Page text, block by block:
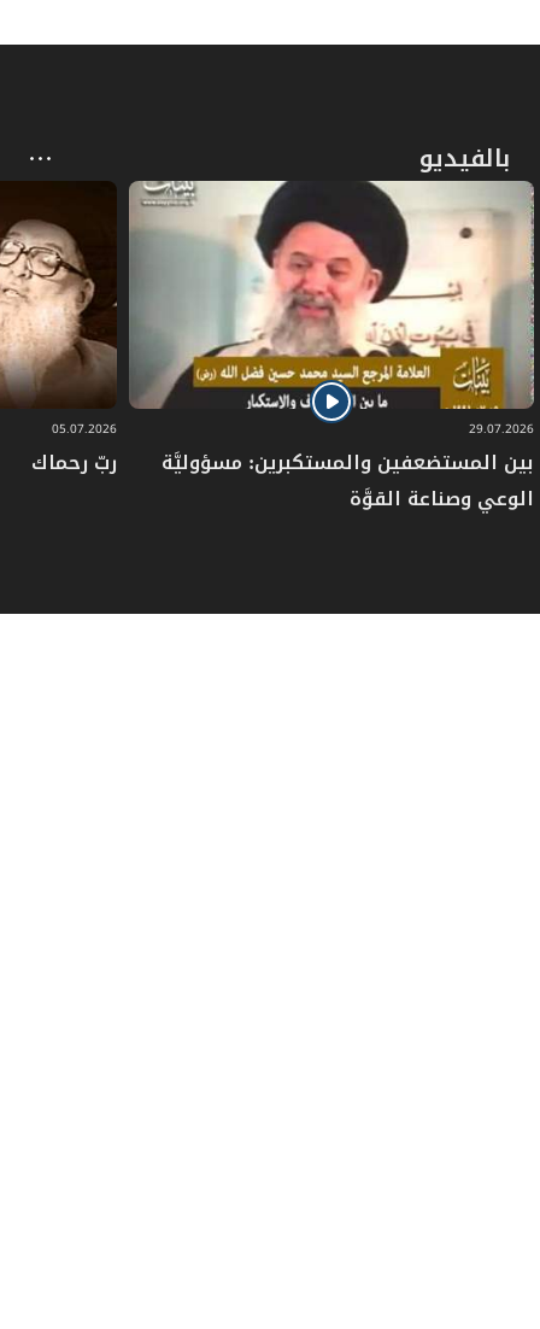
بالفيديو
29.07.2026
بين المستضعفين والمستكبرين: مسؤوليَّة
الوعي وصناعة القوَّة
05.07.2026
ربّ رحماك